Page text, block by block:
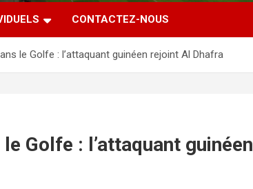
CONTACTEZ-NOUS
le Golfe : l’attaquant guinéen rejoint Al Dhafra
Golfe : l’attaquant guinéen